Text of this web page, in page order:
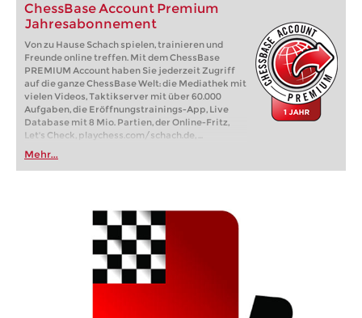
ChessBase Account Premium
Jahresabonnement
Von zu Hause Schach spielen, trainieren und
Freunde online treffen. Mit dem ChessBase
PREMIUM Account haben Sie jederzeit Zugriff
auf die ganze ChessBase Welt: die Mediathek mit
vielen Videos, Taktikserver mit über 60.000
Aufgaben, die Eröffnungstrainings-App, Live
Database mit 8 Mio. Partien, der Online-Fritz,
Let's Check, playchess.com/schach.de, ...
Mehr...